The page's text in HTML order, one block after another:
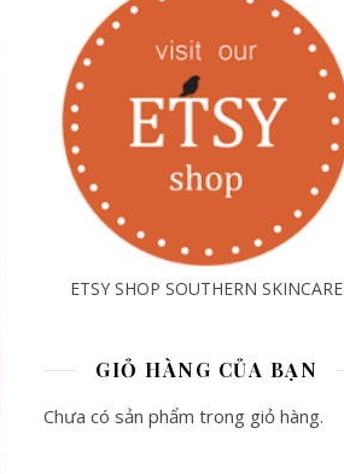
ETSY SHOP SOUTHERN SKINCARE
GIỎ HÀNG CỦA BẠN
Chưa có sản phẩm trong giỏ hàng.